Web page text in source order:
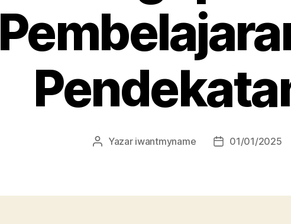
Yazının
Yazar iwantmyname
Yazı01/01/2025